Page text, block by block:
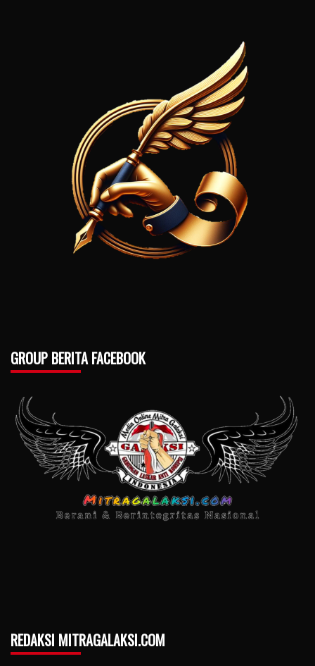
GROUP BERITA FACEBOOK
REDAKSI MITRAGALAKSI.COM